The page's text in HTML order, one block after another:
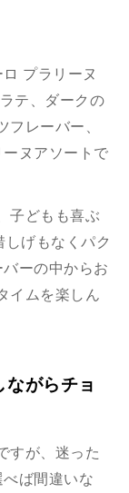
プラリーヌ
テ、ダークの
フレーバー、
ヌアソートで
子どもも喜ぶ
げもなくパク
ーの中からお
イムを楽しん
がらチョ
すが、迷った
ば間違いな